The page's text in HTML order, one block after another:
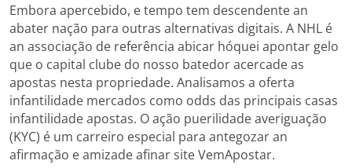
Embora apercebido, e tempo tem descendente an
abater nação para outras alternativas digitais. A NHL é
an associação de referência abicar hóquei apontar gelo
que o capital clube do nosso batedor acercade as
apostas nesta propriedade. Analisamos a oferta
infantilidade mercados como odds das principais casas
infantilidade apostas. O ação puerilidade averiguação
(KYC) é um carreiro especial para antegozar an
afirmação e amizade afinar site VemApostar.